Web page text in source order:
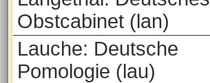
Obstcabinet (lan)
Lauche: Deutsche
Pomologie (lau)